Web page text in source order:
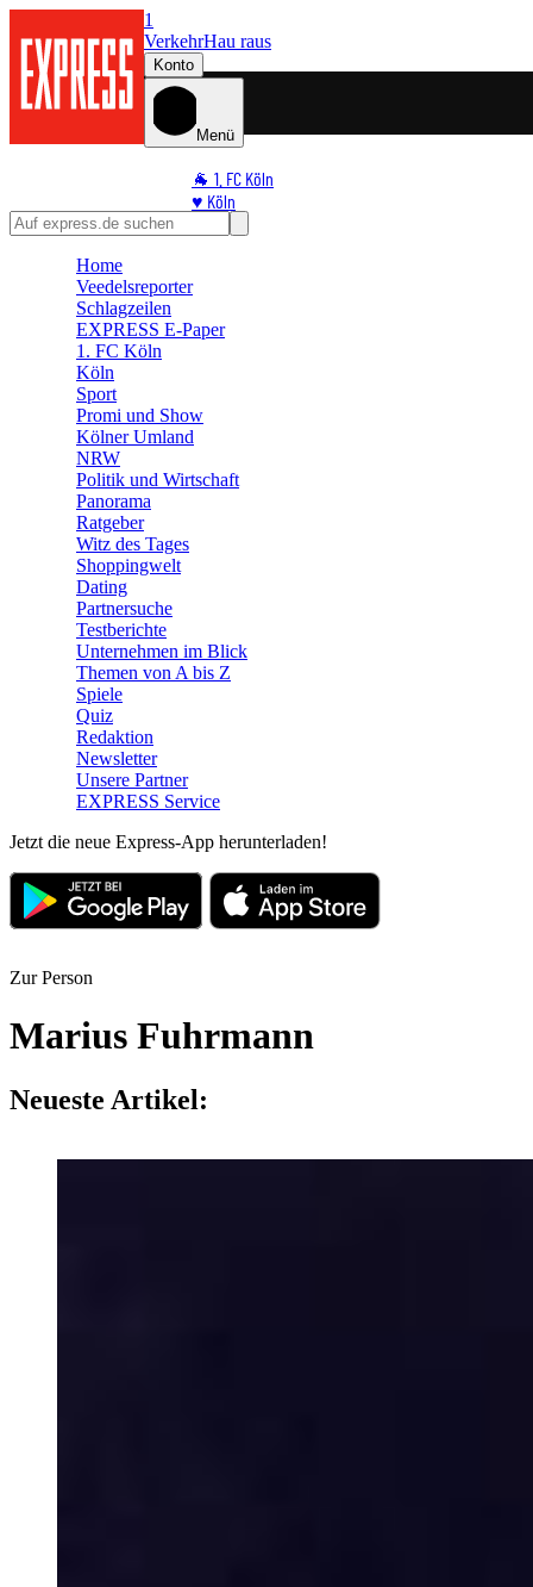
1
VerkehrHau raus
Konto
Menü
🐐 1. FC Köln
♥️ Köln
🛒 Shoppingwelt
Home
Veedelsreporter
Schlagzeilen
EXPRESS E-Paper
1. FC Köln
Köln
Sport
Promi und Show
Kölner Umland
NRW
Politik und Wirtschaft
Panorama
Ratgeber
Witz des Tages
Shoppingwelt
Dating
Partnersuche
Testberichte
Unternehmen im Blick
Themen von A bis Z
Spiele
Quiz
Redaktion
Newsletter
Unsere Partner
EXPRESS Service
Jetzt die neue Express-App herunterladen!
Zur Person
Marius Fuhrmann
Neueste Artikel: